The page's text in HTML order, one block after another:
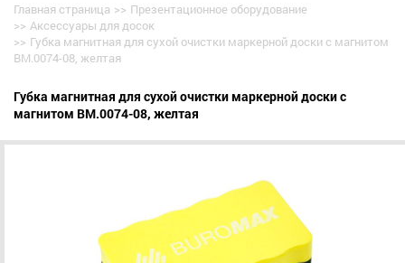
Главная страница >> Презентационное оборудование
>> Аксессуары для досок
>> Губка магнитная для сухой очистки маркерной доски с магнитом
BM.0074-08, желтая
Губка магнитная для сухой очистки маркерной доски с
магнитом BM.0074-08, желтая